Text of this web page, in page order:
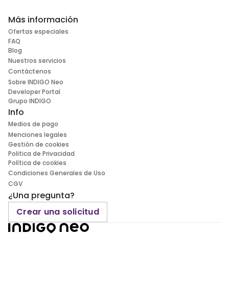
Más información
Ofertas especiales
FAQ
Blog
Nuestros servicios
Contáctenos
Sobre INDIGO Neo
Developer Portal
Grupo INDIGO
Info
Medios de pago
Menciones legales
Gestión de cookies
Politica de Privacidad
Política de cookies
Condiciones Generales de Uso
CGV
¿Una pregunta?
Crear una solicitud